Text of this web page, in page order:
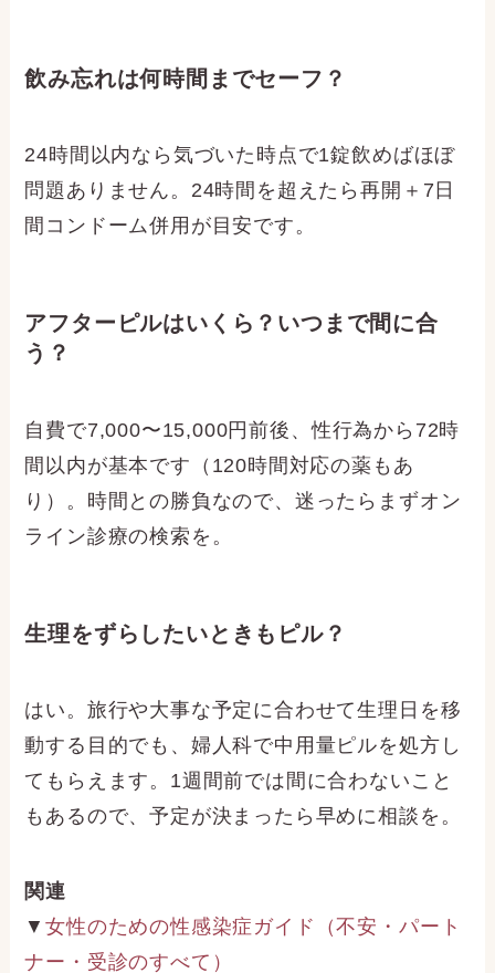
飲み忘れは何時間までセーフ？
24時間以内なら気づいた時点で1錠飲めばほぼ
問題ありません。24時間を超えたら再開＋7日
間コンドーム併用が目安です。
アフターピルはいくら？いつまで間に合
う？
自費で7,000〜15,000円前後、性行為から72時
間以内が基本です（120時間対応の薬もあ
り）。時間との勝負なので、迷ったらまずオン
ライン診療の検索を。
生理をずらしたいときもピル？
はい。旅行や大事な予定に合わせて生理日を移
動する目的でも、婦人科で中用量ピルを処方し
てもらえます。1週間前では間に合わないこと
もあるので、予定が決まったら早めに相談を。
関連
▼女性のための性感染症ガイド（不安・パート
ナー・受診のすべて）